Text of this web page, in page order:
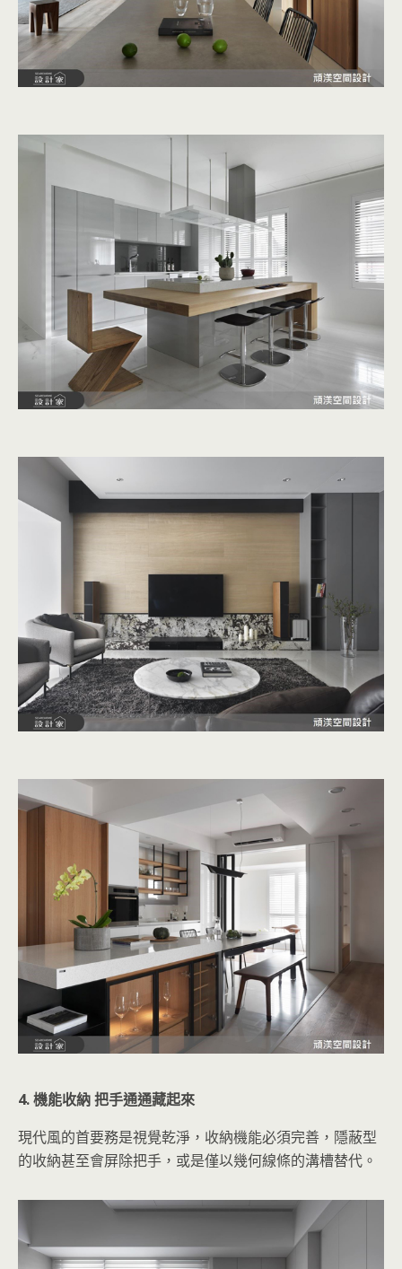
4. 機能收納 把手通通藏起來
現代風的首要務是視覺乾淨，收納機能必須完善，隱蔽型
的收納甚至會屏除把手，或是僅以幾何線條的溝槽替代。